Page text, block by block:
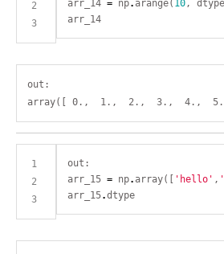
2
3
arr_14 = np. arange( 10, dtype
arr_14
out:
1
2
3
arr_15 = np. array([ 'hello' ,
arr_15. dtype